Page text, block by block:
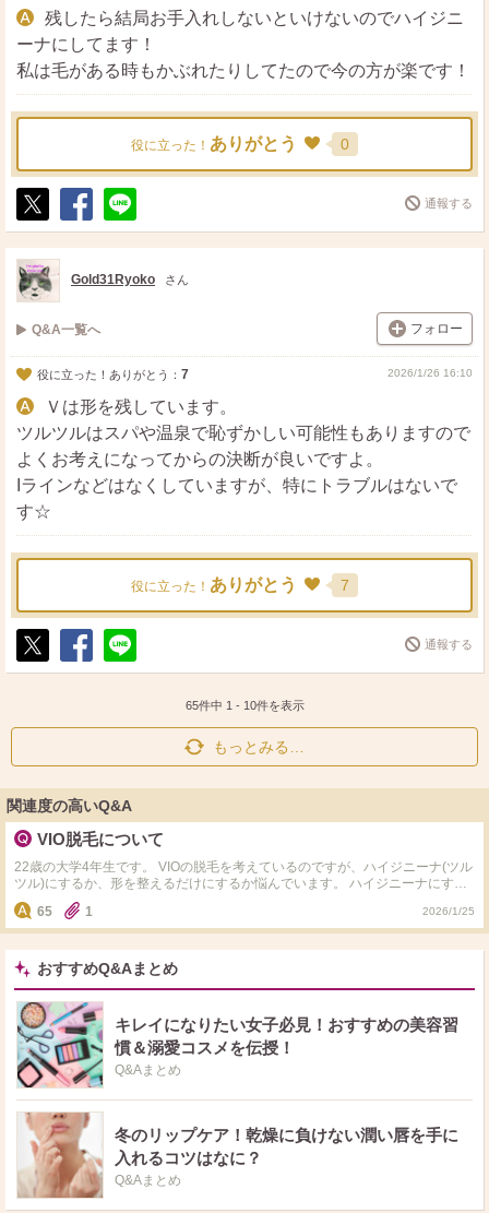
残したら結局お手入れしないといけないのでハイジニ
ーナにしてます！
私は毛がある時もかぶれたりしてたので今の方が楽です！
役に立った！ ありがとう 0
ポ
ス
ト
シ
ェ
送
る
通報する
Gold31Ryoko さん
Q&A一覧へ フォロー
役に立った！ありがとう： 7 2026/1/26 16:10
Ｖは形を残しています。
ツルツルはスパや温泉で恥ずかしい可能性もありますので
よくお考えになってからの決断が良いですよ。
Iラインなどはなくしていますが、特にトラブルはないで
す☆
役に立った！ ありがとう 7
ポ
シ
送
通報する
65件中 1 - 10件を表示
もっとみる…
関連度の高いQ&A
VIO脱毛について
22歳の大学4年生です。 VIOの脱毛を考えているのですが、ハイジニーナ(ツル
ツル)にするか、形を整えるだけにするか悩んでいます。 ハイジニーナにする
と生理中のナプキンかぶれや経血のつたい漏れがあるとSNSで見かけました。
おりものが毛に絡まって不快な思いを何度もしているのでハイジニーナにした
い気持ちがあったのですが、かぶれや経血が漏れるのも嫌です。 ハイジニー
ナにした方、実際にかぶれや経血のつたい漏れがあるか教えてください。 ま
た、あえてハイジニーナにせず整えているだけの方、なぜそのような選択をし
65 1 2026/1/25
おすすめQ&Aまとめ
キレイになりたい女子必見！おすすめの美容習
慣＆溺愛コスメを伝授！
Q&Aまとめ
冬のリップケア！乾燥に負けない潤い唇を手に
入れるコツはなに？
Q&Aまとめ